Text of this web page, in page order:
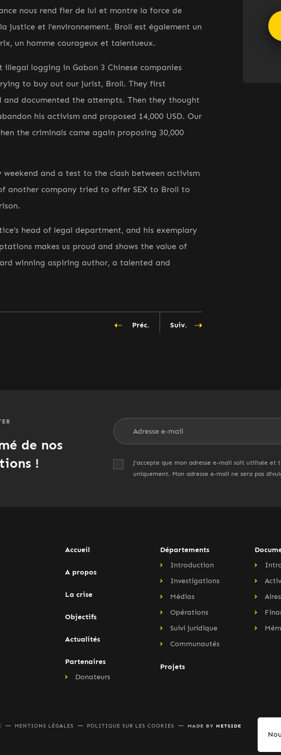
nous rend fier de lui et montre la force de
justice et l’environnement. Broll est également un
un homme courageux et talentueux.
logging in Gabon 3 Chinese companies
to buy out our jurist, Broll. They first
and documented the attempts. Then they thought
his activism and proposed 14,000 USD. Our
the criminals came again proposing 30,000
and a test to the clash between activism
another company tried to offer SEX to Broll to
head of legal department, and his exemplary
makes us proud and shows the value of
winning aspiring author, a talented and
Préc. Suiv.
de nos
!
J'accepte que mon adresse e-mail soit utilisée et
uniquement. Mon adresse e-mail ne sera pas
Accueil
A propos
La crise
Objectifs
Actualités
Partenaires
Donateurs
Départements
Introduction
Investigations
Médias
Opérations
Suivi juridique
Communautés
Projets
MENTIONS LÉGALES POLITIQUE SUR LES COOKIES MADE BY NETSIDE